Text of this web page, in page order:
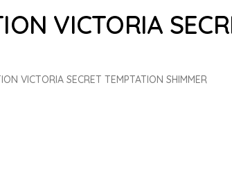
VICTORIA
VICTORIA SECRET TEMPTATION SHIMMER